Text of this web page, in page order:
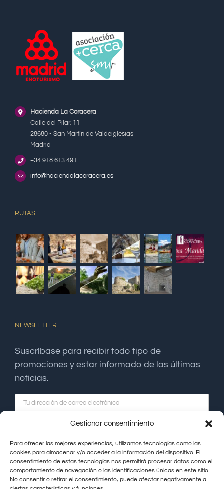
Gestionar consentimiento
Para ofrecer las mejores experiencias, utilizamos tecnologías como las
cookies para almacenar y/o acceder a la información del dispositivo. El
consentimiento de estas tecnologías nos permitirá procesar datos como el
comportamiento de navegación o las identificaciones únicas en este sitio.
No consentir o retirar el consentimiento, puede afectar negativamente a
Hacienda La Coracera
Calle del Pilar, 11
28680 - San Martín de Valdeiglesias
Madrid
+34 918 613 491
info@haciendalacoracera.es
RUTAS
NEWSLETTER
Suscríbase para recibir todo tipo de
promociones y estar informado de las últimas
noticias.